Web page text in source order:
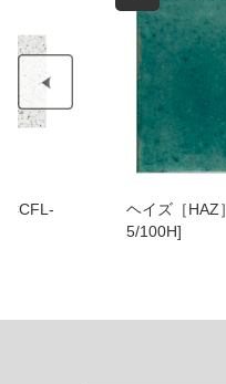
ヘイズ［HAZ］
5/100H]